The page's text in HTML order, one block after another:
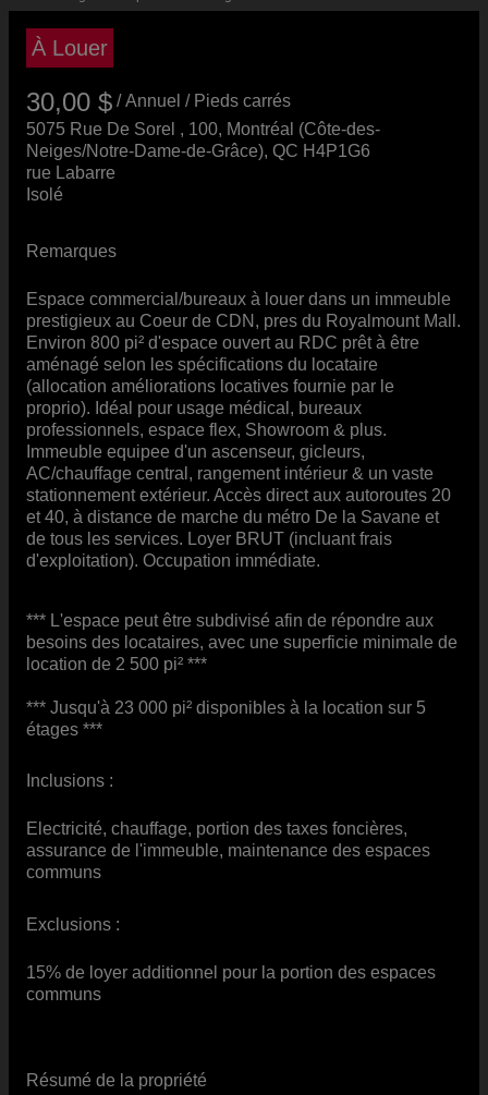
À Louer
30,00 $ / Annuel / Pieds carrés
5075 Rue De Sorel , 100, Montréal (Côte-des-
Neiges/Notre-Dame-de-Grâce), QC H4P1G6
rue Labarre
Isolé
Remarques
Espace commercial/bureaux à louer dans un immeuble
prestigieux au Coeur de CDN, pres du Royalmount Mall.
Environ 800 pi² d'espace ouvert au RDC prêt à être
aménagé selon les spécifications du locataire
(allocation améliorations locatives fournie par le
proprio). Idéal pour usage médical, bureaux
professionnels, espace flex, Showroom & plus.
Immeuble equipee d'un ascenseur, gicleurs,
AC/chauffage central, rangement intérieur & un vaste
stationnement extérieur. Accès direct aux autoroutes 20
et 40, à distance de marche du métro De la Savane et
de tous les services. Loyer BRUT (incluant frais
d'exploitation). Occupation immédiate.
*** L'espace peut être subdivisé afin de répondre aux
besoins des locataires, avec une superficie minimale de
location de 2 500 pi² ***
*** Jusqu'à 23 000 pi² disponibles à la location sur 5
étages ***
Inclusions :
Electricité, chauffage, portion des taxes foncières,
assurance de l'immeuble, maintenance des espaces
communs
Exclusions :
15% de loyer additionnel pour la portion des espaces
communs
Résumé de la propriété